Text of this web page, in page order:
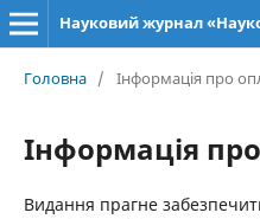
Головна / Інформація про
Інформація
Видання прагне